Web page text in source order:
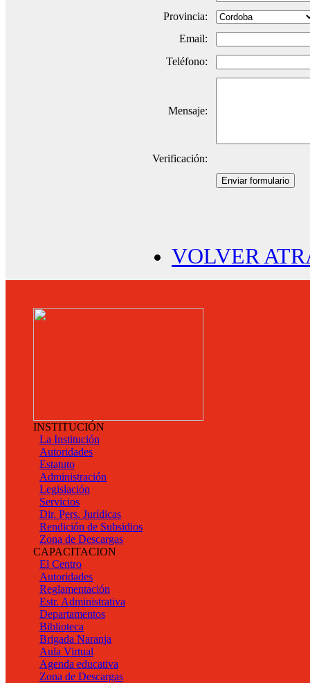
Provincia:
Email:
Teléfono:
Mensaje:
Verificación:
Enviar formulario
VOLVER
INSTITUCIÓN
La Institución
Autoridades
Estatuto
Administración
Legislación
Servicios
Dir. Pers. Jurídicas
Rendición de Subsidios
Zona de Descargas
CAPACITACION
El Centro
Autoridades
Reglamentación
Estr. Administrativa
Departamentos
Biblioteca
Brigada Naranja
Aula Virtual
Agenda educativa
Zona de Descargas